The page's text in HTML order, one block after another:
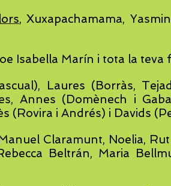
, Xuxapachamama,
Isabella Marín i tota la teva
Laures (Borràs,
Annes (Domènech i
(Rovira i Andrés) i Davids
Claramunt, Noelia,
Beltrán, Maria